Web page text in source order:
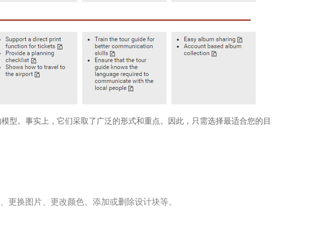
型。事实上，它们采取了广泛的形式和重点。因此，只需选择最适合您的目
换图片、更改颜色、添加或删除设计块等。